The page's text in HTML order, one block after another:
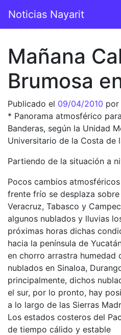
Navegación
Noticias Nayarit
Mañana
Brumosa
Publicado el 09/04/2010 por
* Panorama atmosférico
Banderas, según la Unidad
Universitario de la Costa de
Partiendo de la situación a
Pocos cambios
frente frío se desplaza
Veracruz, Tabasco y
algunos nublados y lluvias
próximas horas dichas
hacia la península de
en chorro arrastra humedad
nublados en Sinaloa,
principalmente, dichos
el sur, por lo pronto, hay
a lo largo de las Sierras
Los estados costeros del
de tiempo cálido y estable